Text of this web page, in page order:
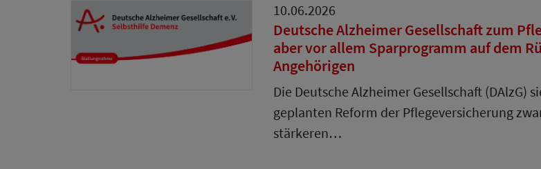
10.06.2026
Deutsche Alzheimer Gesellschaft zum
aber vor allem Sparprogramm auf dem
Angehörigen
Die Deutsche Alzheimer Gesellschaft
geplanten Reform der Pflegeversicherung
stärkeren…